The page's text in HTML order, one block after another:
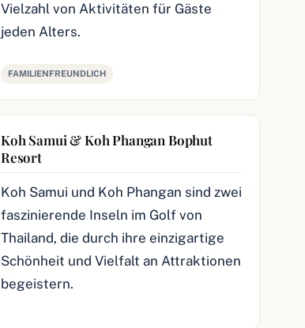
Vielzahl von Aktivitäten für Gäste
jeden Alters.
FAMILIENFREUNDLICH
Koh Samui & Koh Phangan Bophut
Resort
Koh Samui und Koh Phangan sind zwei
faszinierende Inseln im Golf von
Thailand, die durch ihre einzigartige
Schönheit und Vielfalt an Attraktionen
begeistern.